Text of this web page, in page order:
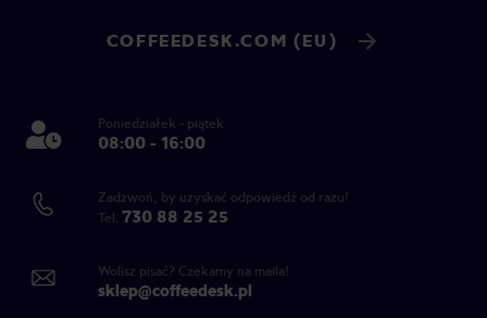
COFFEEDESK.COM (EU)
Poniedziałek - piątek
08:00 - 16:00
Zadzwoń, by uzyskać odpowiedź od razu!
Tel. 730 88 25 25
Wolisz pisać? Czekamy na maila!
sklep@coffeedesk.pl